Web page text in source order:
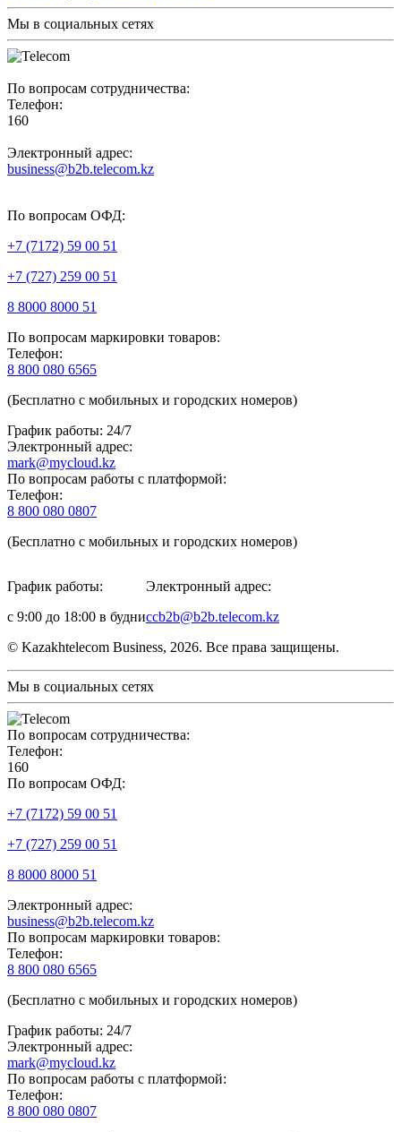
Мы в социальных сетях
По вопросам сотрудничества:
Телефон:
160
Электронный адрес:
business@b2b.telecom.kz
По вопросам ОФД:
+7 (7172) 59 00 51
+7 (727) 259 00 51
8 8000 8000 51
По вопросам маркировки товаров:
Телефон:
8 800 080 6565
(Бесплатно с мобильных и городских номеров)
График работы: 24/7
Электронный адрес:
mark@mycloud.kz
По вопросам работы с платформой:
Телефон:
8 800 080 0807
(Бесплатно с мобильных и городских номеров)
График работы:
с 9:00 до 18:00 в будни
Электронный адрес:
ccb2b@b2b.telecom.kz
© Kazakhtelecom Business, 2026. Все права защищены.
Мы в социальных сетях
По вопросам сотрудничества:
Телефон:
160
По вопросам ОФД:
+7 (7172) 59 00 51
+7 (727) 259 00 51
8 8000 8000 51
Электронный адрес:
business@b2b.telecom.kz
По вопросам маркировки товаров:
Телефон:
8 800 080 6565
(Бесплатно с мобильных и городских номеров)
График работы: 24/7
Электронный адрес:
mark@mycloud.kz
По вопросам работы с платформой:
Телефон:
8 800 080 0807